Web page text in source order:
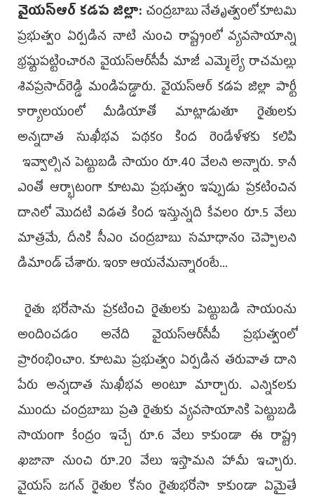
వైయస్ఆర్‌ కడప జిల్లా: చంద్రబాబు నేతృత్వంలో కూటమి
ప్రభుత్వం ఏర్పడిన నాటి నుంచి రాష్ట్రంలో వ్యవసాయాన్ని
భ్రష్టుపట్టించారని వైయస్ఆర్‌సీపీ మాజీ ఎమ్మెల్యే రాచమల్లు
శివప్రసాద్‌రెడ్డి మండిపడ్డారు. వైయస్ఆర్ కడప జిల్లా పార్టీ
కార్యాలయంలో మీడియాతో మాట్లాడుతూ రైతులకు
అన్నదాత సుఖీభవ పథకం కింద రెండేళ్ళకు కలిపి
ఇవ్వాల్సిన పెట్టుబడి సాయం రూ.40 వేలని అన్నారు. కానీ
ఎంతో ఆర్భాటంగా కూటమి ప్రభుత్వం ఇప్పుడు ప్రకటించిన
దానిలో మొదటి విడత కింద ఇస్తున్నది కేవలం రూ.5 వేలు
మాత్రమే, దీనికి సీఎం చంద్రబాబు సమాధానం చెప్పాలని
డిమాండ్ చేశారు. ఇంకా ఆయనేమన్నారంటే...
రైతు భరోసాను ప్రకటించి రైతులకు పెట్టుబడి సాయంను
అందించడం అనేది వైయస్ఆర్‌సీపీ ప్రభుత్వంలో
ప్రారంభించాం. కూటమి ప్రభుత్వం ఏర్పడిన తరువాత దాని
పేరు అన్నదాత సుఖీభవ అంటూ మార్చారు. ఎన్నికలకు
ముందు చంద్రబాబు ప్రతి రైతుకు వ్యవసాయానికి పెట్టుబడి
సాయంగా కేంద్రం ఇచ్చే రూ.6 వేలు కాకుండా ఈ రాష్ట్ర
ఖజానా నుంచి రూ.20 వేలు ఇస్తామని హామీ ఇచ్చారు.
వైయస్ జగన్ రైతుల కోసం రైతుభరోసా కాకుండా ఏమైతే